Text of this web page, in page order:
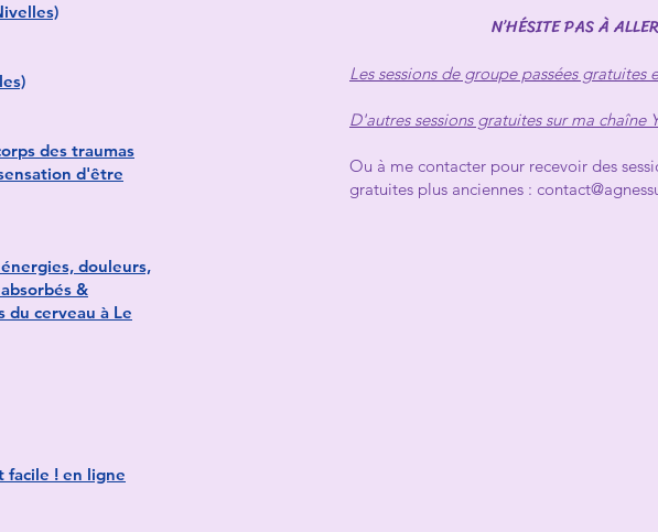
des traumas
d'être
douleurs,
&
du cerveau à Le
facile ! en ligne
N’HÉSITE PAS À
Les sessions de groupe passées gratuites
D'autres sessions gratuites sur ma chaîne
Ou à me contacter pour recevoir des
gratuites plus anciennes :